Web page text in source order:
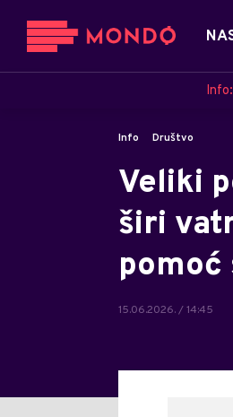
Info:
Info Društvo
Veliki
širi
15.06.2026. / 14:45